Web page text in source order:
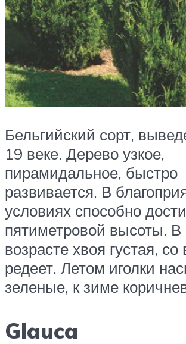
Бельгийский сорт,
19 веке. Дерево узкое,
пирамидальное, быстро
развивается. В
условиях способно
пятиметровой высоты.
возрасте хвоя густая,
редеет. Летом иголки
зеленые, к зиме
Glauca